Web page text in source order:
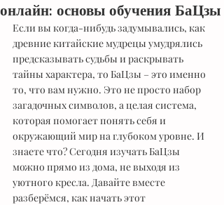
онлайн: основы обучения БаЦзы
Если вы когда-нибудь задумывались, как
древние китайские мудрецы умудрялись
предсказывать судьбы и раскрывать
тайны характера, то БаЦзы – это именно
то, что вам нужно. Это не просто набор
загадочных символов, а целая система,
которая помогает понять себя и
окружающий мир на глубоком уровне. И
знаете что? Сегодня изучать БаЦзы
можно прямо из дома, не выходя из
уютного кресла. Давайте вместе
разберёмся, как начать этот